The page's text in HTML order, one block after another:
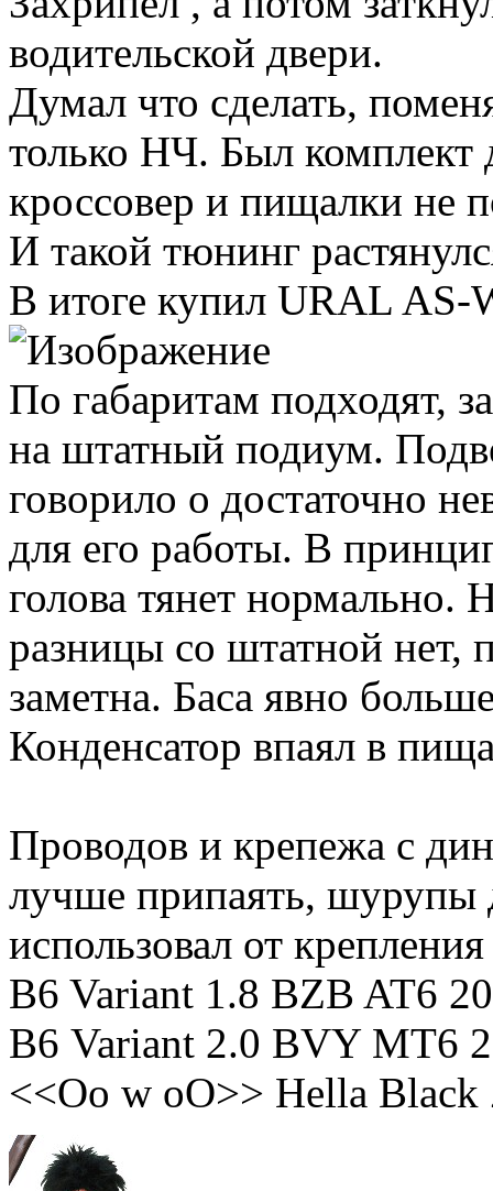
водительской двери.
Думал что сделать,
только НЧ. Был
кроссовер и пищалки не
И такой тюнинг
В итоге купил URAL AS-
По габаритам подходят,
на штатный подиум.
говорило о достаточно
для его работы. В
голова тянет нормально.
разницы со штатной нет,
заметна. Баса явно
Конденсатор впаял в
Проводов и крепежа с
лучше припаять, шурупы
использовал от
B6 Variant 1.8 BZB AT6
В6 Variant 2.0 BVY MT6
<<Oo w oO>> Hella Black